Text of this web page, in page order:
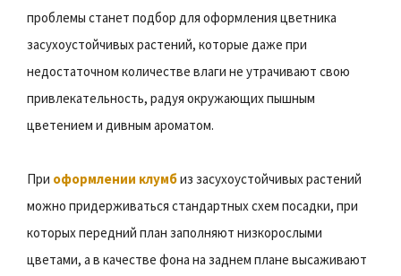
проблемы станет подбор для оформления цветника
засухоустойчивых растений, которые даже при
недостаточном количестве влаги не утрачивают свою
привлекательность, радуя окружающих пышным
цветением и дивным ароматом.
При оформлении клумбиз засухоустойчивых растений
можно придерживаться стандартных схем посадки, при
которых передний план заполняют низкорослыми
цветами, а в качестве фона на заднем плане высаживают